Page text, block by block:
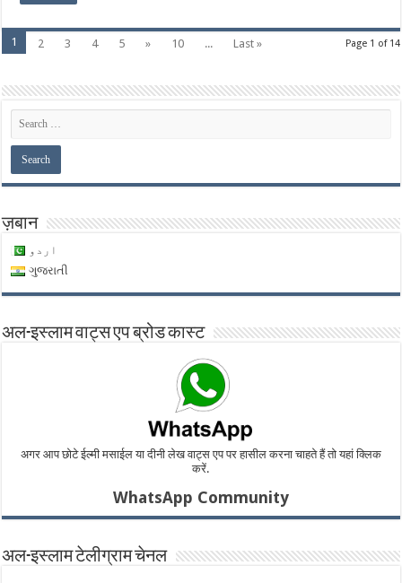
Page 1 of 14
1 2 3 4 5 » 10 ... Last »
ज़बान
اردو
ગુજરાતી
अल-इस्लाम वाट्स एप ब्रोड कास्ट
अगर आप छोटे ईल्मी मसाईल या दीनी लेख वाट्स एप पर हासील करना चाहते हैं तो यहां क्लिक
करें.
WhatsApp Community
अल-इस्लाम टेलीग्राम चेनल